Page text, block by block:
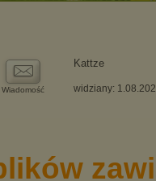
Wiadomość
Kattze
widziany: